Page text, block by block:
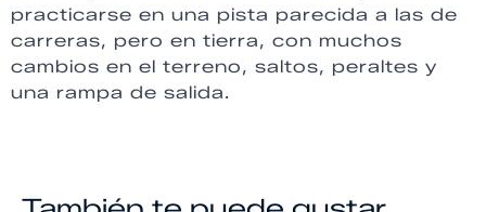
practicarse en una pista parecida a las de
carreras, pero en tierra, con muchos
cambios en el terreno, saltos, peraltes y
una rampa de salida.